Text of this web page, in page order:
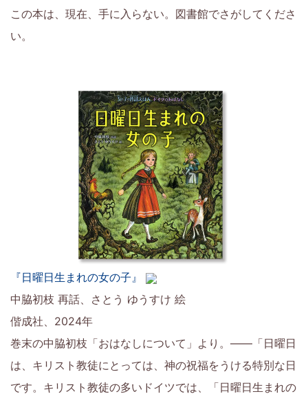
この本は、現在、手に入らない。図書館でさがしてくださ
い。
『日曜日生まれの女の子』
中脇初枝 再話、さとう ゆうすけ 絵
偕成社、2024年
巻末の中脇初枝「おはなしについて」より。――「日曜日
は、キリスト教徒にとっては、神の祝福をうける特別な日
です。キリスト教徒の多いドイツでは、「日曜日生まれの